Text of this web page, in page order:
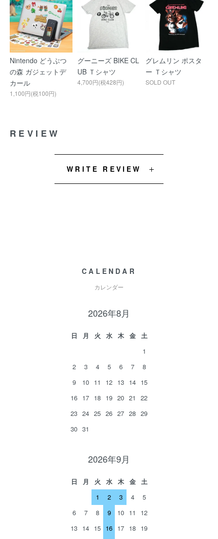
Nintendo どうぶつ
の森 ガジェットデ
カール
1,100円(税100円)
グーニーズ BIKE CL
UB Ｔシャツ
4,700円(税428円)
グレムリン ポスタ
ー Ｔシャツ
SOLD OUT
REVIEW
WRITE REVIEW
CALENDAR
カレンダー
2026年8月
日 月 火 水 木 金
土
1
2
3 4 5 6 7
8
9
10 11 12 13 14 15
16 17 18 19 20 21
22
23 24 25 26 27 28 29
30 31
2026年9月
日 月 火 水 木 金
土
1
2 3 4
5
6
7 8 9 10 11
12
13 14 15 16 17 18 19